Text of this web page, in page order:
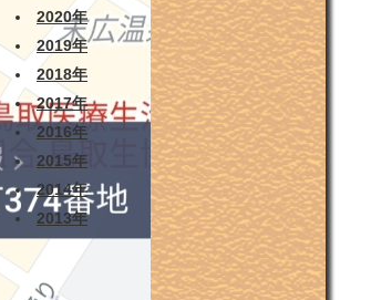
2020年
2019年
2018年
2017年
2016年
2015年
2014年
2013年